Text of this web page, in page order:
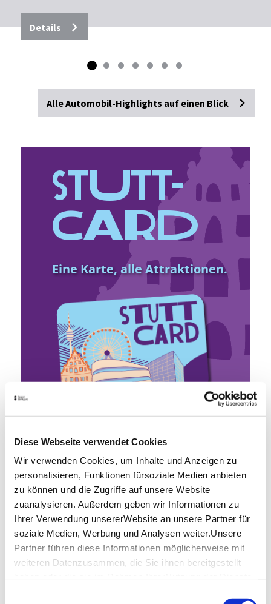
Diese Webseite verwendet Cookies
Wir verwenden Cookies, um Inhalte und Anzeigen zu
personalisieren, Funktionen fürsoziale Medien anbieten
zu können und die Zugriffe auf unsere Website
zuanalysieren. Außerdem geben wir Informationen zu
Ihrer Verwendung unsererWebsite an unsere Partner für
soziale Medien, Werbung und Analysen weiter.Unsere
Partner führen diese Informationen möglicherweise mit
weiteren Datenzusammen, die Sie ihnen bereitgestellt
Por­sche Mu­se­um
Stutt­gart
Details
Alle Automobil-Highlights auf einen Blick
Stutt­
Card
Eine Karte, alle Attraktionen.
Freier Eintritt & Ermäßigungen bei über 50
– gültig für 24, 48 oder 72 Stunden.
ab25 €
Jetzt kaufen
Autogeschichten